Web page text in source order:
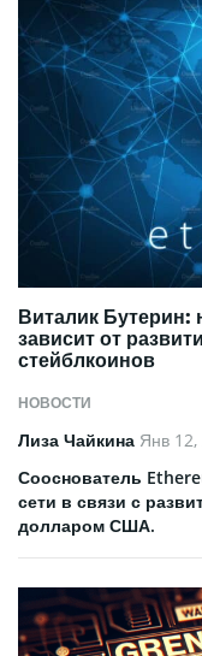
НОВОСТИ
Виталик
зависит от
стейблкоинов
Лиза Чайкина Янв
Сооснователь
сети в связи с
долларом США.